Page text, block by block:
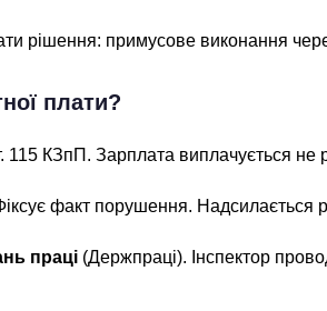
рішення: примусове виконання
плати?
КЗпП. Зарплата виплачується не
факт порушення. Надсилається
праці (Держпраці). Інспектор